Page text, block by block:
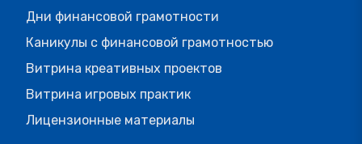
Дни финансовой грамотности
Каникулы с финансовой грамотностью
Витрина креативных проектов
Витрина игровых практик
Лицензионные материалы